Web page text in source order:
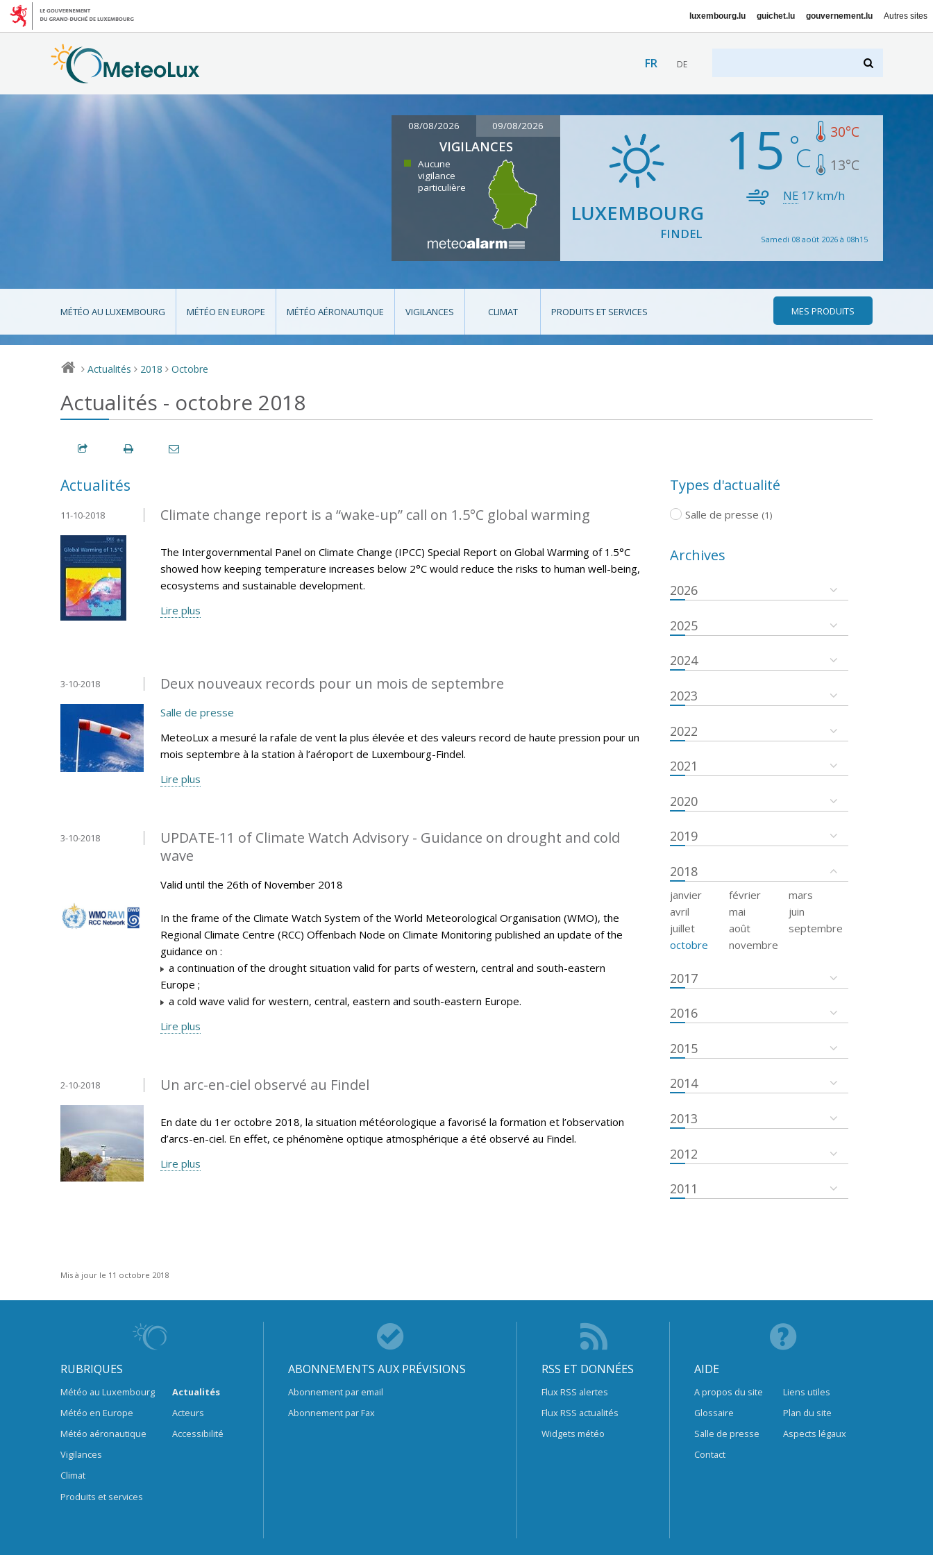
luxembourg.lu guichet.lu gouvernement.lu Autres sites
FR DE
08/08/2026 09/08/2026
VIGILANCES
Aucune
vigilance
particulière
LUXEMBOURG
FINDEL
15 30°C
13°C
NE 17 km/h
Samedi 08 août 2026 à 08h15
MÉTÉO AU LUXEMBOURG MÉTÉO EN EUROPE MÉTÉO AÉRONAUTIQUE VIGILANCES CLIMAT PRODUITS ET SERVICES MES PRODUITS
> Actualités > 2018 > Octobre
Actualités - octobre 2018
Actualités
Climate change report is a “wake-up” call on 1.5°C global warming
11-10-2018
The Intergovernmental Panel on Climate Change (IPCC) Special Report on Global Warming of 1.5°C
showed how keeping temperature increases below 2°C would reduce the risks to human well-being,
ecosystems and sustainable development.
Lire plus
Deux nouveaux records pour un mois de septembre
3-10-2018
Salle de presse
MeteoLux a mesuré la rafale de vent la plus élevée et des valeurs record de haute pression pour un
mois septembre à la station à l’aéroport de Luxembourg-Findel.
Lire plus
UPDATE-11 of Climate Watch Advisory - Guidance on drought and cold
wave
Valid until the 26th of November 2018
3-10-2018
In the frame of the Climate Watch System of the World Meteorological Organisation (WMO), the
Regional Climate Centre (RCC) Offenbach Node on Climate Monitoring published an update of the
guidance on :
a continuation of the drought situation valid for parts of western, central and south-eastern
Europe ;
a cold wave valid for western, central, eastern and south-eastern Europe.
Lire plus
Un arc-en-ciel observé au Findel
2-10-2018
En date du 1er octobre 2018, la situation météorologique a favorisé la formation et l’observation
d’arcs-en-ciel. En effet, ce phénomène optique atmosphérique a été observé au Findel.
Lire plus
Types d'actualité
Salle de presse (1)
Archives
2026
2025
2024
2023
2022
2021
2020
2019
2018
janvier février
mars
avril
mai
juin
juillet
août
septembre
octobre
novembre
2017
2016
2015
2014
2013
2012
2011
Mis à jour le 11 octobre 2018
RUBRIQUES
Météo au Luxembourg
Météo en Europe
Météo aéronautique
Vigilances
Climat
Produits et services
Actualités
Acteurs
Accessibilité
ABONNEMENTS AUX PRÉVISIONS
Abonnement par email
Abonnement par Fax
RSS ET DONNÉES
Flux RSS alertes
Flux RSS actualités
Widgets météo
AIDE
A propos du site
Glossaire
Salle de presse
Contact
Liens utiles
Plan du site
Aspects légaux